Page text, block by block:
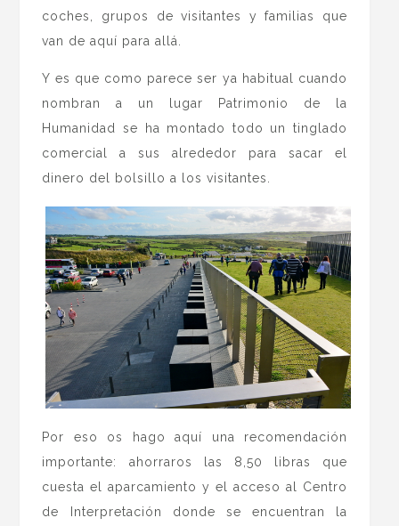
coches, grupos de visitantes y familias que
van de aquí para allá.
Y es que como parece ser ya habitual cuando
nombran a un lugar Patrimonio de la
Humanidad se ha montado todo un tinglado
comercial a sus alrededor para sacar el
dinero del bolsillo a los visitantes.
Por eso os hago aquí una recomendación
importante: ahorraros las 8,50 libras que
cuesta el aparcamiento y el acceso al Centro
de Interpretación donde se encuentran la